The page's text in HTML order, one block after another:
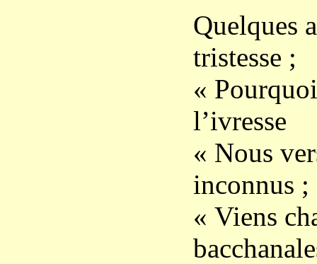
Quelques
tristesse ;
«
l’ivresse
« Nous
inconnus ;
« Viens